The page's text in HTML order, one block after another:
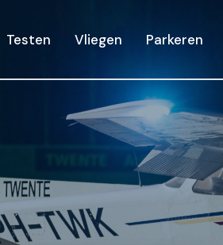
Testen Vliegen Parkeren